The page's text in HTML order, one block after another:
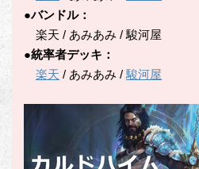
●バンドル：
楽天 / あみあみ / 駿河屋
●統率者デッキ：
楽天 / あみあみ /駿河屋